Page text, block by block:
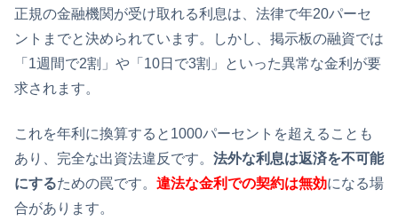
正規の金融機関が受け取れる利息は、法律で年20パーセ
ントまでと決められています。しかし、掲示板の融資では
「1週間で2割」や「10日で3割」といった異常な金利が要
求されます。
これを年利に換算すると1000パーセントを超えることも
あり、完全な出資法違反です。 法外な利息は返済を不可能
にするための罠です。 違法な金利での契約は無効になる場
合があります。